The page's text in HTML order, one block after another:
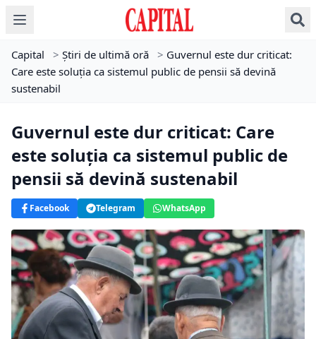
Capital > Știri de ultimă oră > Guvernul este dur criticat:
Care este soluția ca sistemul public de pensii să devină
sustenabil
Guvernul este dur criticat: Care
este soluția ca sistemul public de
pensii să devină sustenabil
Facebook Telegram WhatsApp